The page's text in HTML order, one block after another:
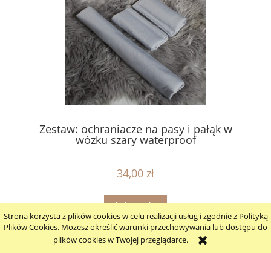
Strona korzysta z plików cookies w celu realizacji usług i zgodnie z Polityką
Plików Cookies. Możesz określić warunki przechowywania lub dostępu do
plików cookies w Twojej przeglądarce.
Zestaw: ochraniacze na pasy i pałąk w
wózku szary waterproof
34,00 zł
do koszyka